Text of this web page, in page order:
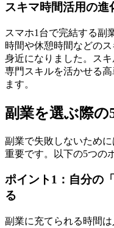
スキマ時間活用の進
スマホ1台で完結する副
時間や休憩時間などの
身近になりました。ス
専門スキルを活かせる
ます。
副業を選ぶ際の
副業で失敗しないため
重要です。以下の5つの
ポイント1：自分の
る
副業に充てられる時間